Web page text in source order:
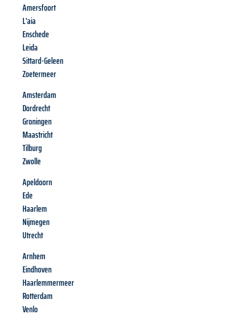
Amersfoort
L'aia
Enschede
Leida
Sittard-Geleen
Zoetermeer
Amsterdam
Dordrecht
Groningen
Maastricht
Tilburg
Zwolle
Apeldoorn
Ede
Haarlem
Nijmegen
Utrecht
Arnhem
Eindhoven
Haarlemmermeer
Rotterdam
Venlo